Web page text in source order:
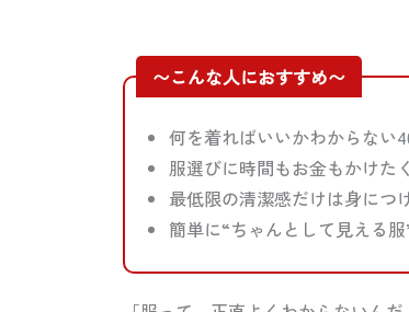
〜こんな人におすすめ〜
何を着ればいいかわからない
服選びに時間もお金もかけた
最低限の清潔感だけは身につ
簡単に“ちゃんとして見える